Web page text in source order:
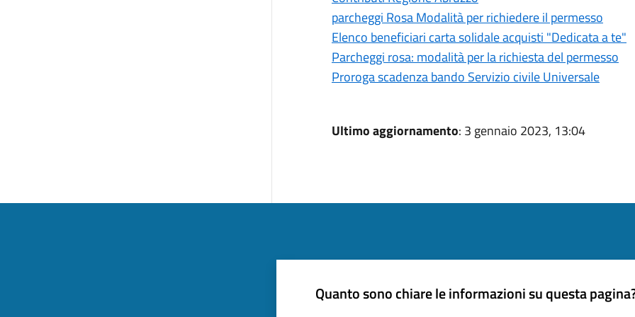
parcheggi Rosa Modalità per richiedere il permesso
Elenco beneficiari carta solidale acquisti "Dedicata a te"
Parcheggi rosa: modalità per la richiesta del permesso
Proroga scadenza bando Servizio civile Universale
Ultimo aggiornamento: 3 gennaio 2023, 13:04
Quanto sono chiare le informazioni su questa